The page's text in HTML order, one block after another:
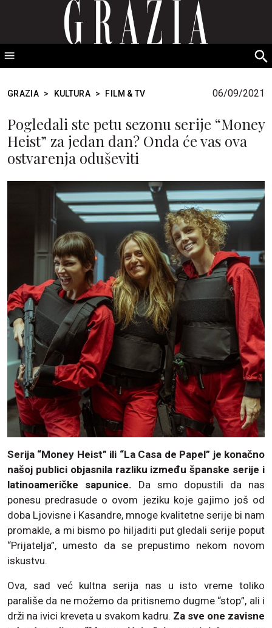
GRAZIA Srbija
GRAZIA > KULTURA > FILM & TV 06/09/2021
Pogledali ste petu sezonu serije “Money
Heist” za jedan dan? Onda će vas ova
ostvarenja oduševiti
Serija “Money Heist” ili “La Casa de Papel” je konačno
našoj publici objasnila razliku između španske serije i
latinoameričke sapunice. Da smo dopustili da nas
ponesu predrasude o ovom jeziku koje gajimo još od
doba Ljovisne i Kasandre, mnoge kvalitetne serije bi nam
promakle, a mi bismo po hiljaditi put gledali serije poput
“Prijatelja”, umesto da se prepustimo nekom novom
iskustvu.
Ova, sad već kultna serija nas u isto vreme toliko
parališe da ne možemo da pritisnemo dugme “stop”, ali i
drži na ivici kreveta u svakom kadru. Za sve one zavisne